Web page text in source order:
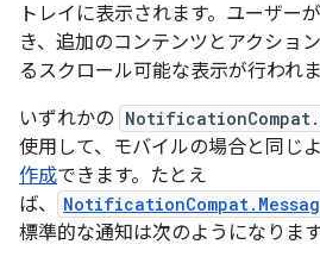
トレイに表示されます。ユーザー
き、追加のコンテンツとアクショ
るスクロール可能な表示が行われま
いずれかの
使用して、モバイルの場合と同じ
作成できます。たとえ
ば、
標準的な通知は次のようになります